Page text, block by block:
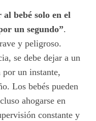
al bebé solo en el
un segundo”.
y peligroso.
se debe dejar a un
un instante,
Los bebés pueden
ahogarse en
constante y